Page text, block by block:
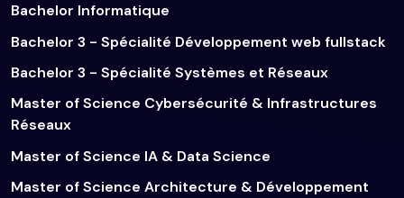
Bachelor Informatique
Bachelor 3 - Spécialité Développement web fullstack
Bachelor 3 - Spécialité Systèmes et Réseaux
Master of Science Cybersécurité & Infrastructures
Réseaux
Master of Science IA & Data Science
Master of Science Architecture & Développement